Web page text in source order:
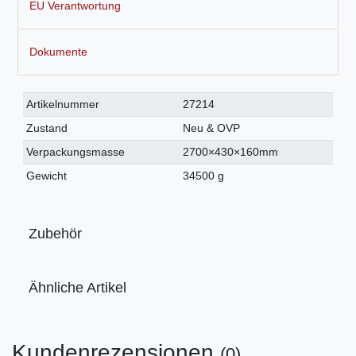
EU Verantwortung
Dokumente
Technisches
Merkmal
Wert
Artikelnummer
27214
Zustand
Neu & OVP
Verpackungsmasse
2700×430×160mm
Gewicht
34500 g
Zubehör
Ähnliche Artikel